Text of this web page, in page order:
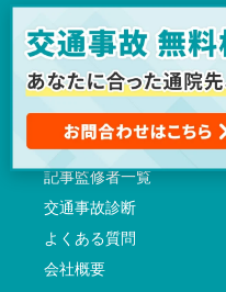
トップページ
交通事故病院サーチとは
交通事故に初めて遭われ
通院先検索
交通事故ガイド
記事監修者一覧
交通事故診断
よくある質問
会社概要